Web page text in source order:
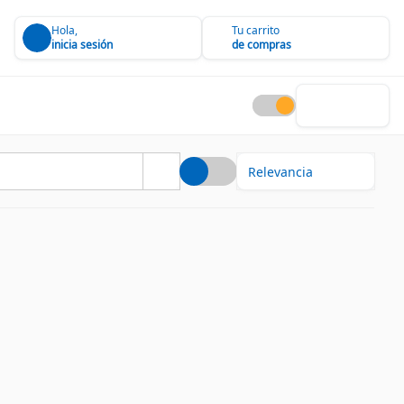
Hola,
inicia sesión
Tu carrito
de compras